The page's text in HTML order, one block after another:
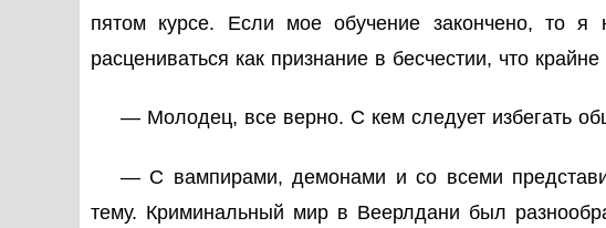
пятом курсе. Если мое обучение закончено, то
расцениваться как признание в бесчестии, что
— Молодец, все верно. С кем следует избегать
— С вампирами, демонами и со всеми
тему. Криминальный мир в Веерлдани был